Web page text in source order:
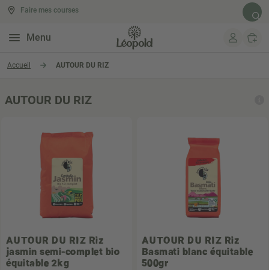
Aller au contenu
Menu
Faire mes courses
Accueil AUTOUR DU RIZ
AUTOUR DU RIZ
AUTOUR DU RIZ Riz
jasmin semi-complet bio
équitable 2kg
AUTOUR DU RIZ Riz
Basmati blanc équitable
500gr